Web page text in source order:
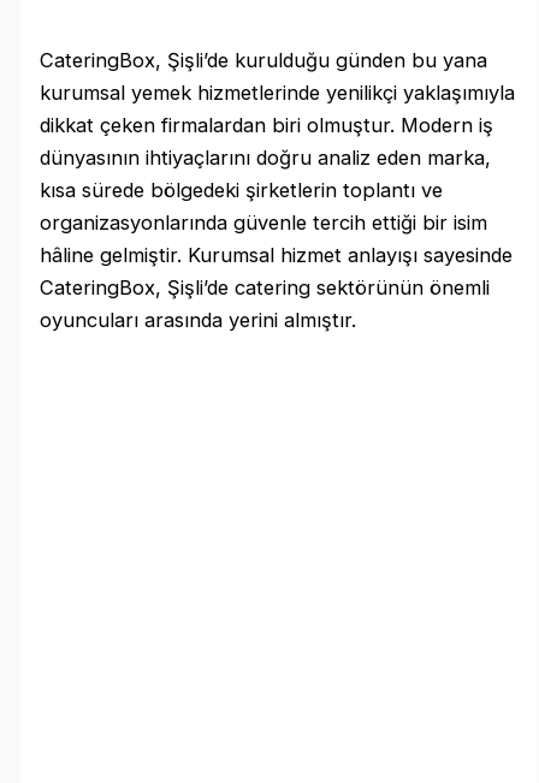
CateringBox, Şişli’de kurulduğu günden bu yana
kurumsal yemek hizmetlerinde yenilikçi yaklaşımıyla
dikkat çeken firmalardan biri olmuştur. Modern iş
dünyasının ihtiyaçlarını doğru analiz eden marka,
kısa sürede bölgedeki şirketlerin toplantı ve
organizasyonlarında güvenle tercih ettiği bir isim
hâline gelmiştir. Kurumsal hizmet anlayışı sayesinde
CateringBox, Şişli’de catering sektörünün önemli
oyuncuları arasında yerini almıştır.